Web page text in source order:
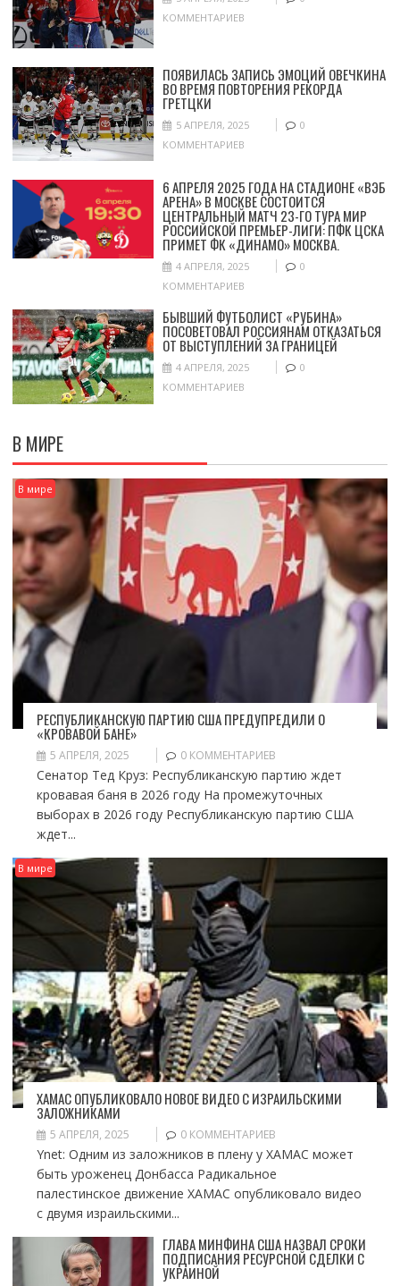
КОММЕНТАРИЕВ
ПОЯВИЛАСЬ ЗАПИСЬ ЭМОЦИЙ ОВЕЧКИНА
ВО ВРЕМЯ ПОВТОРЕНИЯ РЕКОРДА
ГРЕТЦКИ
5 АПРЕЛЯ, 2025
0
КОММЕНТАРИЕВ
6 АПРЕЛЯ 2025 ГОДА НА СТАДИОНЕ «ВЭБ
АРЕНА» В МОСКВЕ СОСТОИТСЯ
ЦЕНТРАЛЬНЫЙ МАТЧ 23-ГО ТУРА МИР
РОССИЙСКОЙ ПРЕМЬЕР-ЛИГИ: ПФК ЦСКА
ПРИМЕТ ФК «ДИНАМО» МОСКВА.
4 АПРЕЛЯ, 2025
0
КОММЕНТАРИЕВ
БЫВШИЙ ФУТБОЛИСТ «РУБИНА»
ПОСОВЕТОВАЛ РОССИЯНАМ ОТКАЗАТЬСЯ
ОТ ВЫСТУПЛЕНИЙ ЗА ГРАНИЦЕЙ
4 АПРЕЛЯ, 2025
0
КОММЕНТАРИЕВ
В МИРЕ
В мире
РЕСПУБЛИКАНСКУЮ ПАРТИЮ США ПРЕДУПРЕДИЛИ О
«КРОВАВОЙ БАНЕ»
5 АПРЕЛЯ, 2025 0 КОММЕНТАРИЕВ
Сенатор Тед Круз: Республиканскую партию ждет
кровавая баня в 2026 году На промежуточных
выборах в 2026 году Республиканскую партию США
ждет...
В мире
ХАМАС ОПУБЛИКОВАЛО НОВОЕ ВИДЕО С ИЗРАИЛЬСКИМИ
ЗАЛОЖНИКАМИ
5 АПРЕЛЯ, 2025 0 КОММЕНТАРИЕВ
Ynet: Одним из заложников в плену у ХАМАС может
быть уроженец Донбасса Радикальное
палестинское движение ХАМАС опубликовало видео
с двумя израильскими...
ГЛАВА МИНФИНА США НАЗВАЛ СРОКИ
ПОДПИСАНИЯ РЕСУРСНОЙ СДЕЛКИ С
УКРАИНОЙ